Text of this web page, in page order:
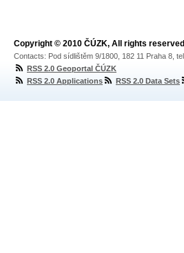
Copyright © 2010 ČÚZK, All rights
Contacts: Pod sídlištěm 9/1800, 182 11 Praha 8,
RSS 2.0 Geoportal ČÚZK
RSS 2.0 Applications
RSS 2.0 Data Sets